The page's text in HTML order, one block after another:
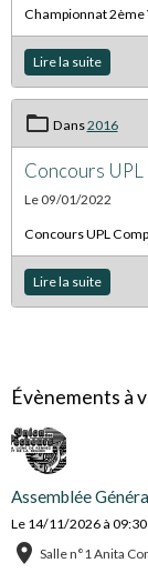
Championnat 2ème
Lire la suite
Dans2016
Concours
Le 09/01/2022
Concours UPL
Lire la suite
Évènements à
Assemblée
Le 14/11/2026 à 09:30
Salle n°1 Anita